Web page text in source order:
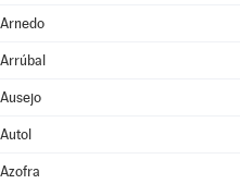
Arnedo
Arrúbal
Ausejo
Autol
Azofra